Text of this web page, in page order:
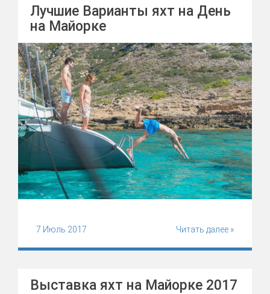
Лучшие Варианты яхт на День
на Майорке
7 Июль 2017 Читать далее »
Выставка яхт на Майорке 2017